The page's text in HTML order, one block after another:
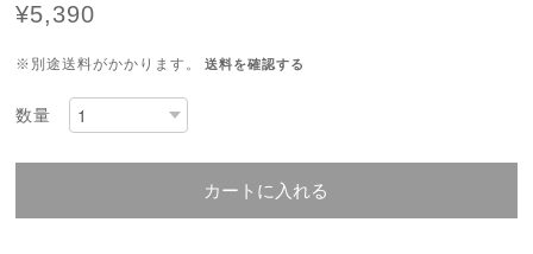
¥5,390
※別途送料がかかります。 送料を確認する
数量
カートに入れる